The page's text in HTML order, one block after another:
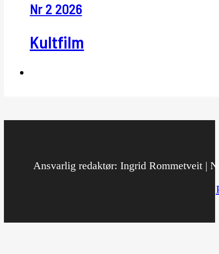
Nr 2 2026
Kultfilm
Ansvarlig redaktør: Ingrid Rommetveit |